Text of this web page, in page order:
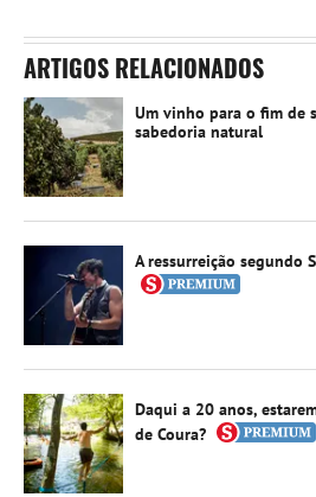
ARTIGOS RELACIONADOS
Um vinho para o fim de
sabedoria natural
A ressurreição segundo
Daqui a 20 anos,
de Coura?